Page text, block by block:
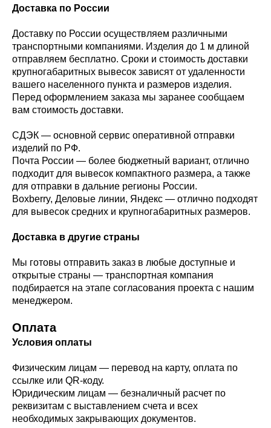
Доставка по России
Доставку по России осуществляем различными
транспортными компаниями. Изделия до 1 м длиной
отправляем бесплатно. Сроки и стоимость доставки
крупногабаритных вывесок зависят от удаленности
вашего населенного пункта и размеров изделия.
Перед оформлением заказа мы заранее сообщаем
вам стоимость доставки.
СДЭК — основной сервис оперативной отправки
изделий по РФ.
Почта России — более бюджетный вариант, отлично
подходит для вывесок компактного размера, а также
для отправки в дальние регионы России.
Boxberry, Деловые линии, Яндекс — отлично подходят
для вывесок средних и крупногабаритных размеров.
Доставка в другие страны
Мы готовы отправить заказ в любые доступные и
открытые страны — транспортная компания
подбирается на этапе согласования проекта с нашим
менеджером.
Оплата
Условия оплаты
Физическим лицам — перевод на карту, оплата по
ссылке или QR-коду.
Юридическим лицам — безналичный расчет по
реквизитам с выставлением счета и всех
необходимых закрывающих документов.